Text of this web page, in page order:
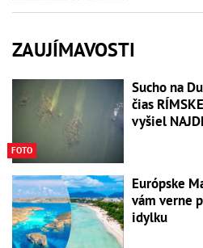
ZAUJÍMAVOSTI
FOTO
Sucho na
čias
vyšiel
Európske
vám verne
idylku